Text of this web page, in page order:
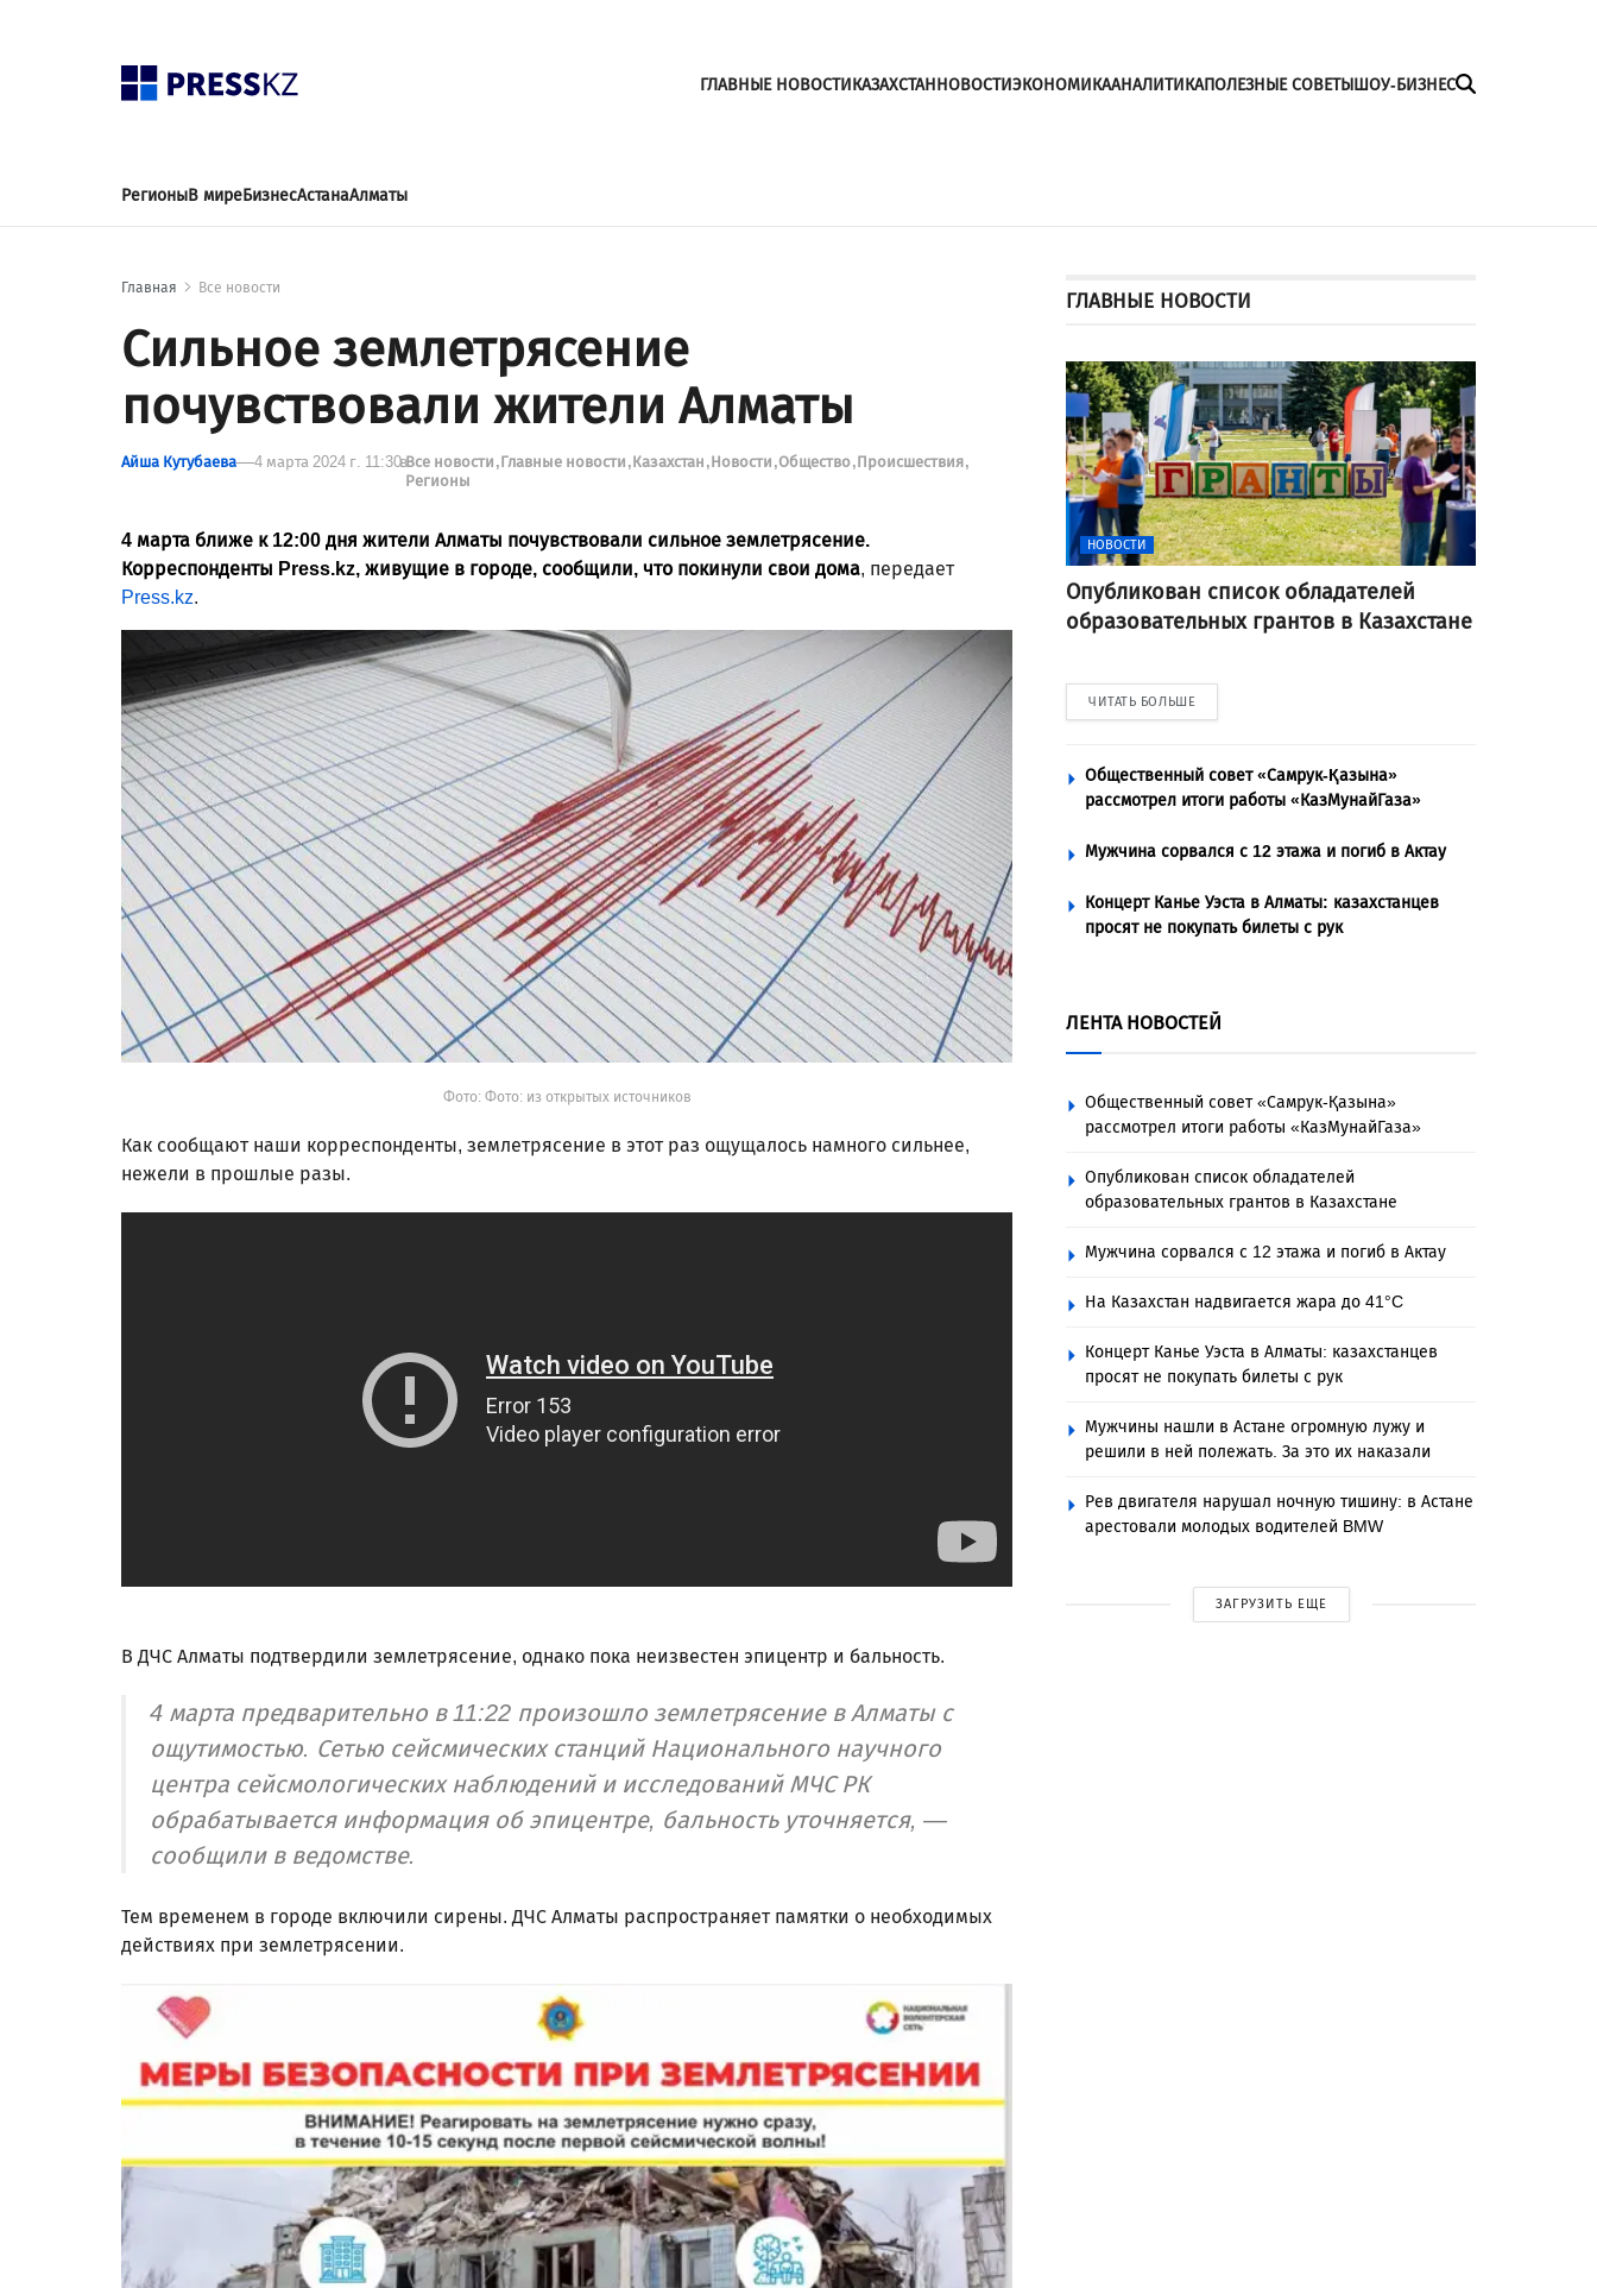
ГЛАВНЫЕ НОВОСТИКАЗАХСТАННОВОСТИЭКОНОМИКААНАЛИТИКАПОЛЕЗНЫЕ СОВЕТЫШОУ-БИЗНЕС
РегионыВ миреБизнесАстанаАлматы
Главная Все новости
Сильное землетрясение
почувствовали жители Алматы
Айша Кутубаева 4 марта 2024 г. 11:30вВсе новости Главные новости Казахстан НовостиОбщество Происшествия
Регионы
4 марта ближе к 12:00 дня жители Алматы почувствовали сильное землетрясение.
Корреспонденты Press.kz, живущие в городе, сообщили, что покинули свои дома, передает
Press.kz.
Фото: Фото: из открытых источников
Как сообщают наши корреспонденты, землетрясение в этот раз ощущалось намного сильнее,
нежели в прошлые разы.
В ДЧС Алматы подтвердили землетрясение, однако пока неизвестен эпицентр и бальность.
4 марта предварительно в 11:22 произошло землетрясение в Алматы с
ощутимостью. Сетью сейсмических станций Национального научного
центра сейсмологических наблюдений и исследований МЧС РК
обрабатывается информация об эпицентре, бальность уточняется, —
сообщили в ведомстве.
Тем временем в городе включили сирены. ДЧС Алматы распространяет памятки о необходимых
действиях при землетрясении.
ГЛАВНЫЕ НОВОСТИ
НОВОСТИ
Опубликован список обладателей
образовательных грантов в Казахстане
ЧИТАТЬ БОЛЬШЕ
Общественный совет «Самрук-Қазына»
рассмотрел итоги работы «КазМунайГаза»
Мужчина сорвался с 12 этажа и погиб в Актау
Концерт Канье Уэста в Алматы: казахстанцев
просят не покупать билеты с рук
ЛЕНТА НОВОСТЕЙ
Общественный совет «Самрук-Қазына»
рассмотрел итоги работы «КазМунайГаза»
Опубликован список обладателей
образовательных грантов в Казахстане
Мужчина сорвался с 12 этажа и погиб в Актау
На Казахстан надвигается жара до 41°C
Концерт Канье Уэста в Алматы: казахстанцев
просят не покупать билеты с рук
Мужчины нашли в Астане огромную лужу и
решили в ней полежать. За это их наказали
Рев двигателя нарушал ночную тишину: в Астане
арестовали молодых водителей BMW
ЗАГРУЗИТЬ ЕЩЕ